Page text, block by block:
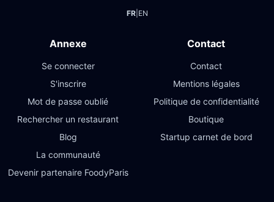
FR| EN
Annexe
Se connecter
S'inscrire
Mot de passe oublié
Rechercher un restaurant
Blog
La communauté
Devenir partenaire FoodyParis
Contact
Contact
Mentions légales
Politique de confidentialité
Boutique
Startup carnet de bord